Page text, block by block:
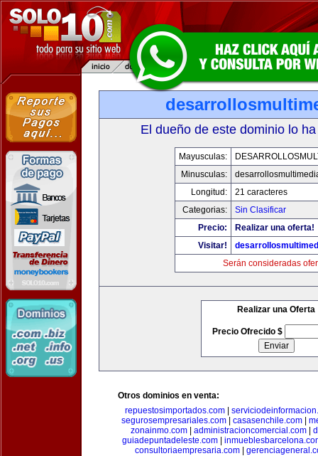
El dueño de este dominio lo
Mayusculas:
Minusculas:
Longitud:
21 caracteres
Categorias:
Sin Clasificar
Precio:
Realizar una oferta!
Visitar!
Serán consideradas
Realizar una Oferta
Precio Ofrecido $
Otros dominios en venta:
repuestosimportados.com|
segurosempresariales.com| casasenchile.com|
zonainmo.com
administracioncomercial.com
guiadepuntadeleste.com|
consultoriaempresaria.com